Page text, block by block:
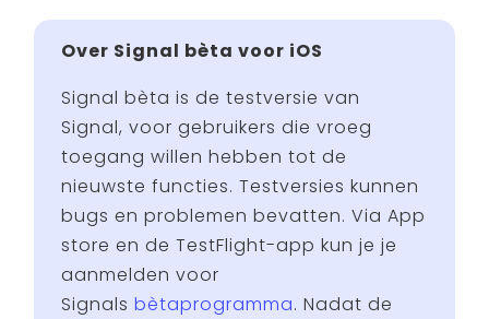
Over Signal bèta voor iOS
Signal bèta is de testversie van
Signal, voor gebruikers die vroeg
toegang willen hebben tot de
nieuwste functies. Testversies kunnen
bugs en problemen bevatten. Via App
store en de TestFlight-app kun je je
aanmelden voor
Signalsbètaprogramma. Nadat de